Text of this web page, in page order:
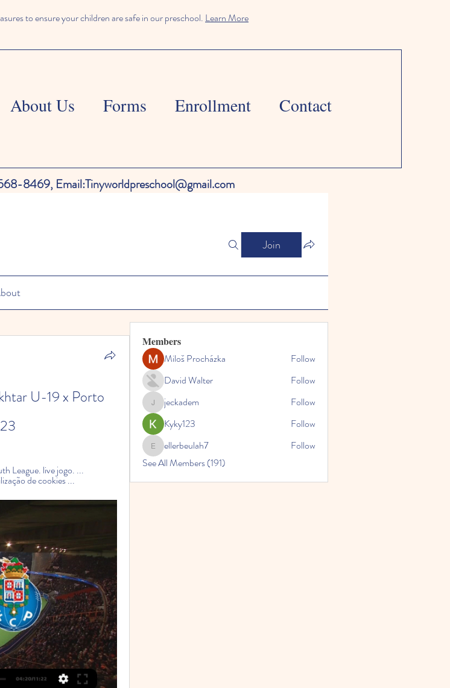
to ensure your children are safe in our preschool. Learn More
About Us Forms Enrollment Contact
8469, Email:Tinyworldpreschool@gmail.com
Join
U-19 x Porto
League. live jogo. ...
de cookies ...
Members
Miloš Procházka
Follow
David Walter
Follow
jeckadem
jeckadem
Follow
Kyky123
Follow
ellerbeulah7
ellerbeulah7
Follow
See All Members (191)